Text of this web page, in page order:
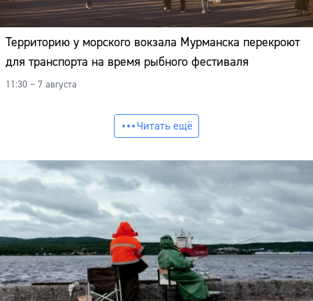
Территорию у морского вокзала Мурманска перекроют
для транспорта на время рыбного фестиваля
11:30 – 7 августа
Читать ещё